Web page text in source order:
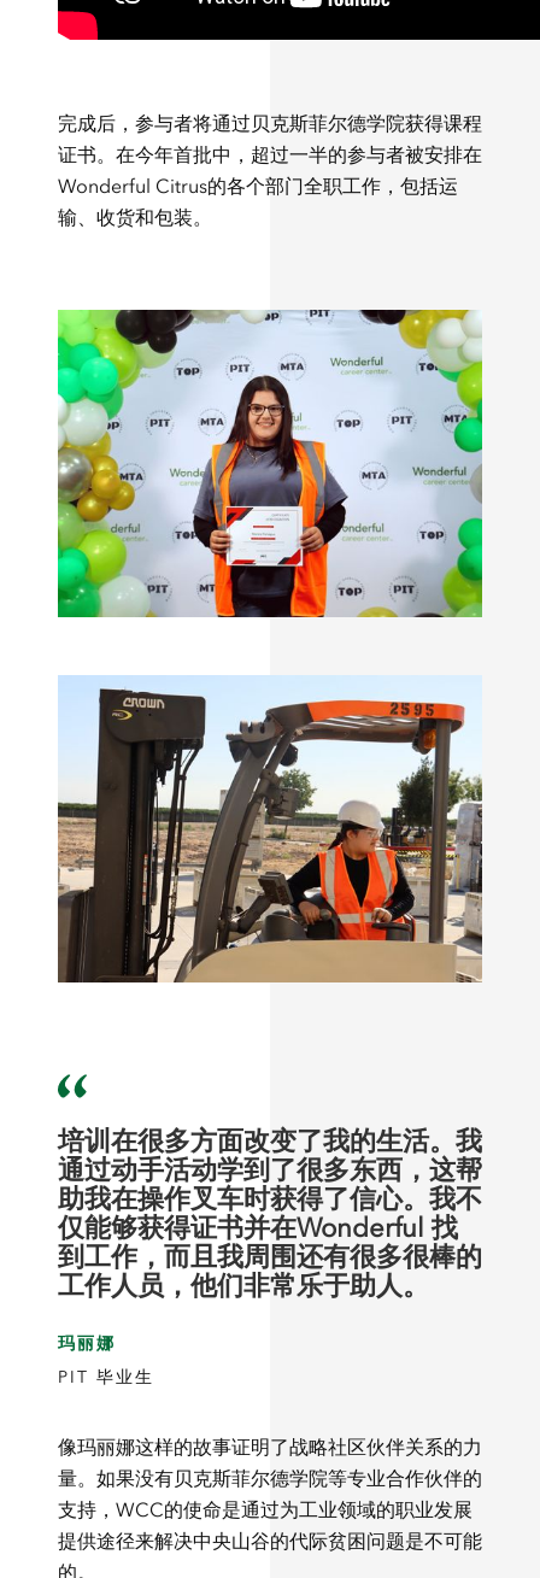
完成后，参与者将通过贝克斯菲尔德学院获得课程
证书。在今年首批中，超过一半的参与者被安排在
Wonderful Citrus的各个部门全职工作，包括运
输、收货和包装。
培训在很多方面改变了我的生活。我
通过动手活动学到了很多东西，这帮
助我在操作叉车时获得了信心。我不
仅能够获得证书并在Wonderful 找
到工作，而且我周围还有很多很棒的
工作人员，他们非常乐于助人。
玛丽娜
PIT 毕业生
像玛丽娜这样的故事证明了战略社区伙伴关系的力
量。如果没有贝克斯菲尔德学院等专业合作伙伴的
支持，WCC的使命是通过为工业领域的职业发展
提供途径来解决中央山谷的代际贫困问题是不可能
的。